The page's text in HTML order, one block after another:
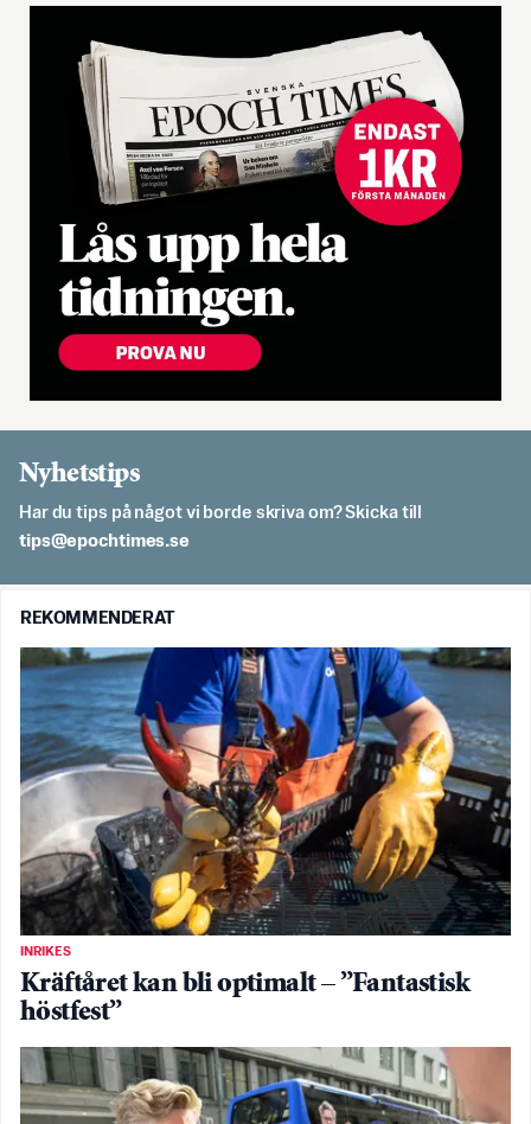
Nyhetstips
Har du tips på något vi borde skriva om? Skicka till
es.semithcope@spit
REKOMMENDERAT
INRIKES
Kräftåret kan bli optimalt – ”Fantastisk
höstfest”